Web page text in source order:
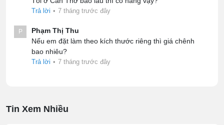
Trả lời • 7 tháng trước đây
P
Phạm Thị Thu
Nếu em đặt làm theo kích thước riêng thì giá chênh
bao nhiêu?
Trả lời • 7 tháng trước đây
Tin Xem Nhiều